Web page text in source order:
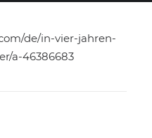
de/in-vier-jahren-
a-46386683